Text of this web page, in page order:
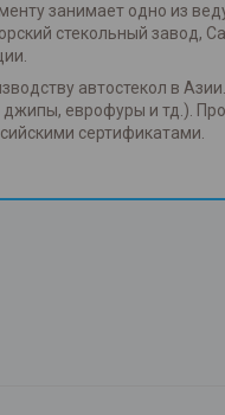
занимает одно из
стекольный завод,
автостекол в
еврофуры и тд.).
сертификатами.